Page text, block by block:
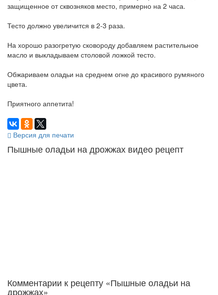
защищенное от сквозняков место, примерно на 2 часа.
Тесто должно увеличится в 2-3 раза.
На хорошо разогретую сковороду добавляем растительное
масло и выкладываем столовой ложкой тесто.
Обжариваем оладьи на среднем огне до красивого румяного
цвета.
Приятного аппетита!
Версия для печати
Пышные оладьи на дрожжах видео рецепт
Комментарии к рецепту «Пышные оладьи на
дрожжах»